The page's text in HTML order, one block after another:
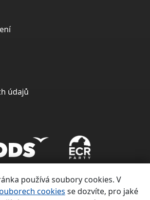
údajů
používá soubory cookies. V
cookies se dozvíte, pro jaké